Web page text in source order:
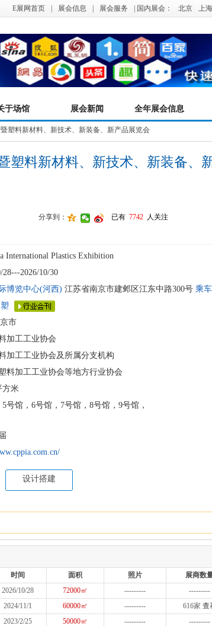
E展网首页 展会信息 展会服务 | 国内展会： 北京 上海
于场馆 展会新闻 全年展会信息
塑料新材料、新技术、新装备、新产品展览会
塑料新材料、新技术、新装备、
分享到： 已有 7742 人关注
International Plastics Exhibition
2026/10/30
博览中心(河西) 江苏省南京市建邺区江东中路300号 乘
市
加工工业协会
加工工业协会及所属分支机构
料加工工业协会等地方行业协会
方米
号馆，6号馆，7号馆，8号馆，9号馆，
设计搭建
时间 面积 照片
展商数
2026/10/28 72000㎡ ---------
---------
2024/11/1 60000㎡ --------- 616家 查
2023/2/25 50000㎡ ---------
---------